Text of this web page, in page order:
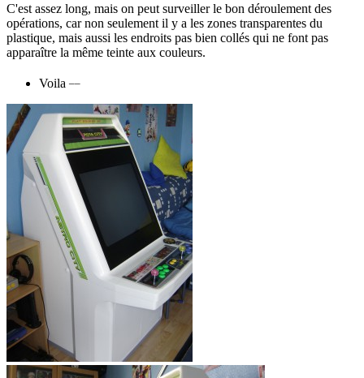
C'est assez long, mais on peut surveiller le bon déroulement des
opérations, car non seulement il y a les zones transparentes du
plastique, mais aussi les endroits pas bien collés qui ne font pas
apparaître la même teinte aux couleurs.
Voila